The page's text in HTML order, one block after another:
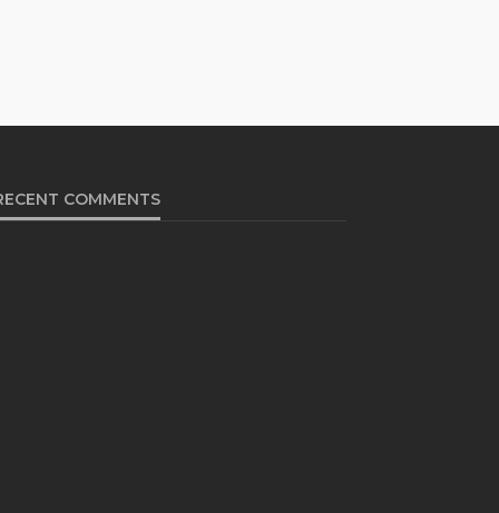
COMMENTS